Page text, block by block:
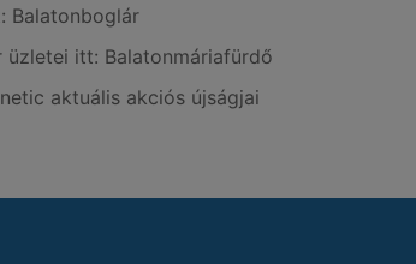
Balatonboglár
üzletei itt: Balatonmáriafürdő
aktuális akciós újságjai